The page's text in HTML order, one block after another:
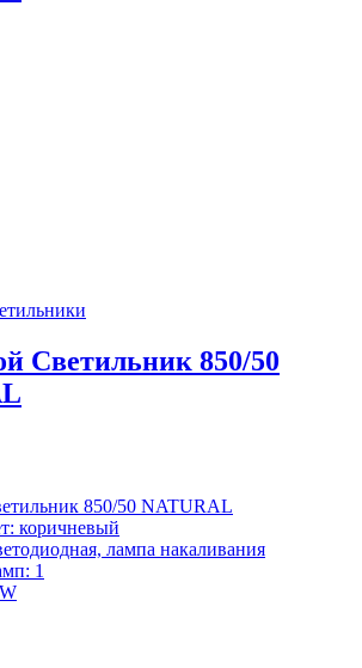
Светильник 850/50
850/50 NATURAL
коричневый
лампа накаливания
1